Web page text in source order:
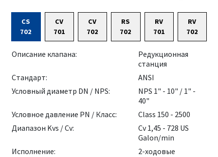
CS
702
CV
701
CV
702
RS
702
RV
701
RV
702
Описание клапана:
Редукционная
станция
Стандарт:
ANSI
Условный диаметр DN / NPS:
NPS 1" - 10" / 1" -
40"
Условное давление PN / Класс:
Class 150 - 2500
Диапазон Kvs / Cv:
Cv 1,45 - 728 US
Galon/min
Исполнение:
2-ходовые